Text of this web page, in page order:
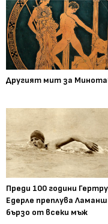
Другият мит за
Преди 100 години
Едерле преплува
бързо от всеки мъж